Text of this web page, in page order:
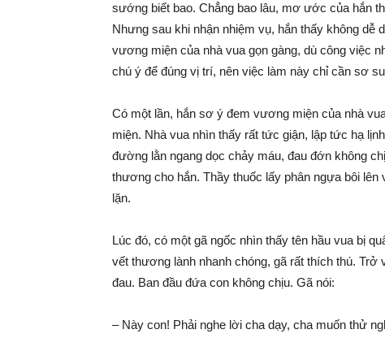
sướng biết bao. Chẳng bao lâu, mơ ước của hắn
Nhưng sau khi nhận nhiệm vụ, hắn thấy không dễ
vương miện của nhà vua gọn gàng, dù công việc
chú ý để đúng vị trí, nên việc làm này chỉ cần sơ
Có một lần, hắn sơ ý đem vương miện của nhà
miện. Nhà vua nhìn thấy rất tức giận, lập tức hạ
đường lằn ngang dọc chảy máu, đau đớn không
thương cho hắn. Thầy thuốc lấy phân ngựa bôi
lặn.
Lúc đó, có một gã ngốc nhìn thấy tên hầu vua bị
vết thương lành nhanh chóng, gã rất thích thú. Trở
đau. Ban đầu đứa con không chịu. Gã nói:
– Này con! Phải nghe lời cha dạy, cha muốn thử